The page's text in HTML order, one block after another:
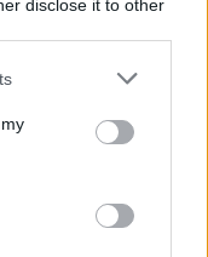
disclose it to other
or more Google
You may click to
third-party tags to
in below Google
amiről
óbudai
igaz az
amit bizony
válni,
mint